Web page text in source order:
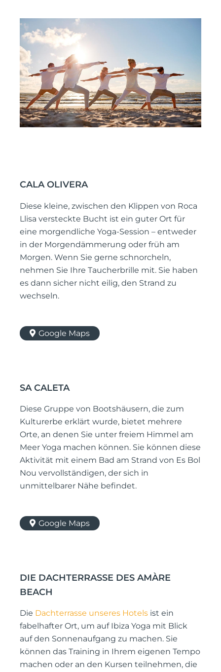
CALA OLIVERA
Diese kleine, zwischen den Klippen von Roca
Llisa versteckte Bucht ist ein guter Ort für
eine morgendliche Yoga-Session – entweder
in der Morgendämmerung oder früh am
Morgen. Wenn Sie gerne schnorcheln,
nehmen Sie Ihre Taucherbrille mit. Sie haben
es dann sicher nicht eilig, den Strand zu
wechseln.
Google Maps
SA CALETA
Diese Gruppe von Bootshäusern, die zum
Kulturerbe erklärt wurde, bietet mehrere
Orte, an denen Sie unter freiem Himmel am
Meer Yoga machen können. Sie können diese
Aktivität mit einem Bad am Strand von Es Bol
Nou vervollständigen, der sich in
unmittelbarer Nähe befindet.
Google Maps
DIE DACHTERRASSE DES AMÀRE
BEACH
Die Dachterrasse unseres Hotels ist ein
fabelhafter Ort, um auf Ibiza Yoga mit Blick
auf den Sonnenaufgang zu machen. Sie
können das Training in Ihrem eigenen Tempo
machen oder an den Kursen teilnehmen, die